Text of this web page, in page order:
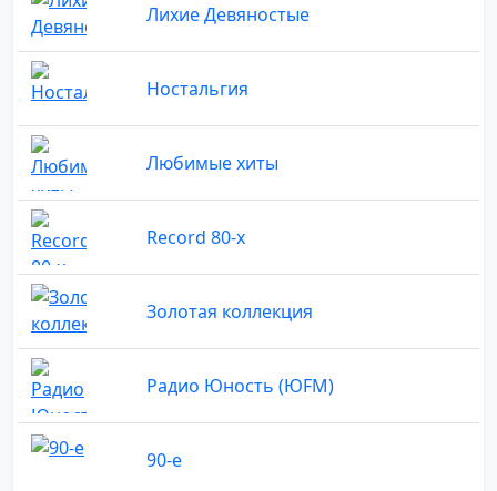
Лихие Девяностые
Ностальгия
Любимые хиты
Record 80-х
Золотая коллекция
Радио Юность (ЮFM)
90-е